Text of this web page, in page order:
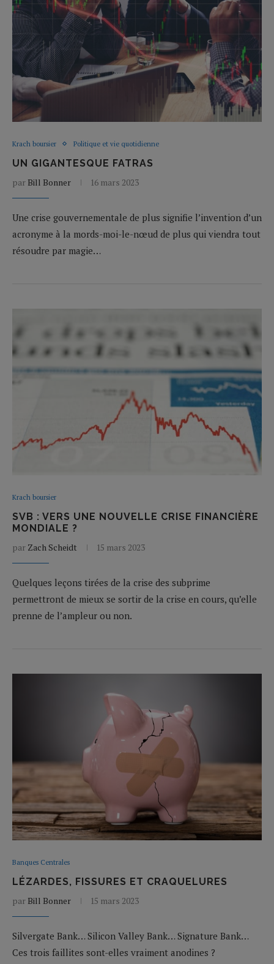
Krach boursier Politique et vie quotidienne
UN GIGANTESQUE FATRAS
par Bill Bonner 16 mars 2023
Une crise gouvernementale de plus signifie l’invention d’un
acronyme à la mords-moi-le-nœud de plus qui viendra tout
résoudre par magie…
Krach boursier
SVB : VERS UNE NOUVELLE CRISE FINANCIÈRE
MONDIALE ?
par Zach Scheidt 15 mars 2023
Quelques leçons tirées de la crise des subprime
permettront de mieux se sortir de la crise en cours, qu’elle
prenne de l’ampleur ou non.
Banques Centrales
LÉZARDES, FISSURES ET CRAQUELURES
par Bill Bonner 15 mars 2023
Silvergate Bank… Silicon Valley Bank… Signature Bank…
Ces trois faillites sont-elles vraiment anodines ?